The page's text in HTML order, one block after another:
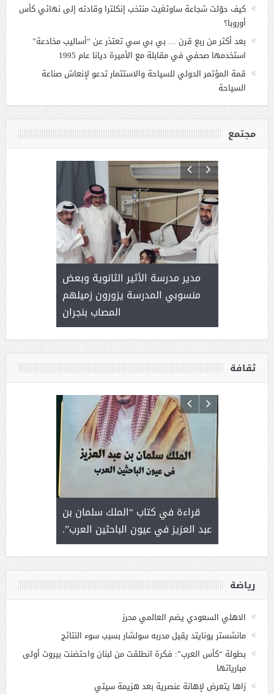
كيف حوّلت شجاعة ساوثغيت منتخب إنكلترا وقادته إلى نهائي كأس
أوروبا؟
بعد أكثر من ربع قرن … بي بي سي تعتذر عن “أساليب مخادعة”
استخدمها صحفي في مقابلة مع الأميرة ديانا عام 1995
قمة المؤتمر الدولي للسياحة والاستثمار تدعو لإنعاش صناعة
السياحة
مجتمع
( محمد
مدير مدرسة الأثير الثانوية وبعض
منسوبي المدرسة يزورون زميلهم
المصاب بنجران
) .. ميراث
ثقافة
قراءة في كتاب “الملك سلمان بن
عبد العزيز في عيون الباحثين العرب”.
رياضة
الاهلي السعودي يضم العالمي محرز
مانشستر يونايتد يقيل مدربه سولشار بسبب سوء النتائج
بطولة “كأس العرب”: فكرة انطلقت من لبنان واحتضنت بيروت أولى
مبارياتها
زاها يتعرض لإهانة عنصرية بعد هزيمة سيتي